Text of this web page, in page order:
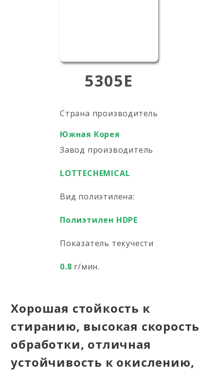
5305E
Страна производитель
Южная Корея
Завод производитель
LOTTECHEMICAL
Вид полиэтилена:
Полиэтилен HDPE
Показатель текучести
0.8 г/мин.
Хорошая стойкость к
стиранию, высокая скорость
обработки, отличная
устойчивость к окислению,